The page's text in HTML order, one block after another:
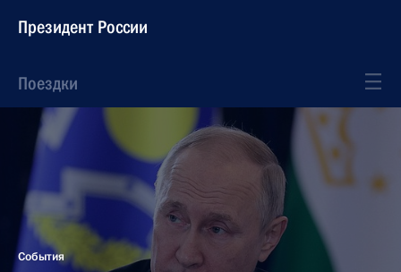
Президент России
Поездки
События